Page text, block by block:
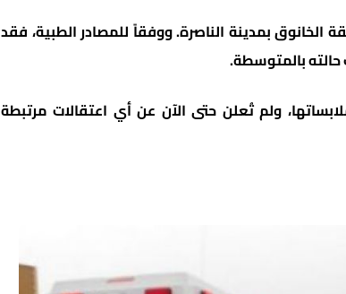
بمدينة الناصرة. ووفقاً للمصادر الطبية، فقد
بالمتوسطة.
ولم تُعلن حتى الآن عن أي اعتقالات مرتبطة